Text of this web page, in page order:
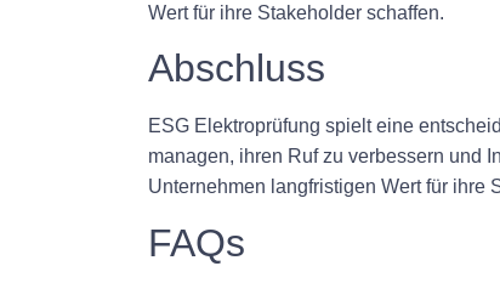
Wert für ihre Stakeholder schaffen.
Abschluss
ESG Elektroprüfung spielt eine
managen, ihren Ruf zu verbessern und
Unternehmen langfristigen Wert für ihre
FAQs